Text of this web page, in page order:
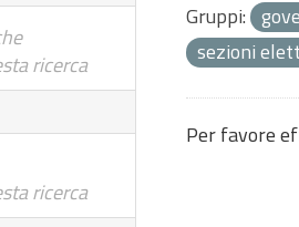
ricerca
ricerca
Gruppi:
sezioni
Per favore